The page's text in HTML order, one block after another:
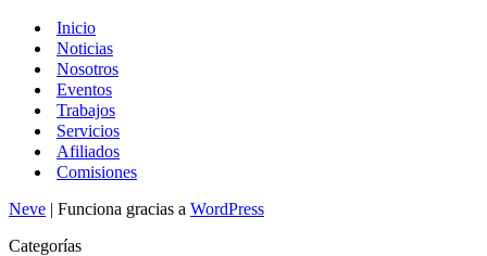
Inicio
Noticias
Nosotros
Eventos
Trabajos
Servicios
Afiliados
Comisiones
Neve | Funciona gracias a WordPress
Categorías